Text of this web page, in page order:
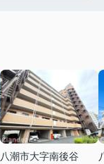
八潮市大字南後谷